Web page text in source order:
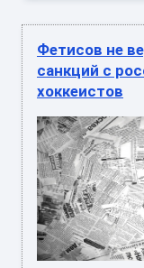
Фетисов не
санкций с
хоккеистов